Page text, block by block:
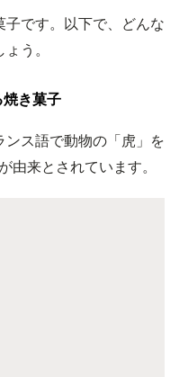
です。以下で、どんな
う。
焼き菓子
ンス語で動物の「虎」を
由来とされています。